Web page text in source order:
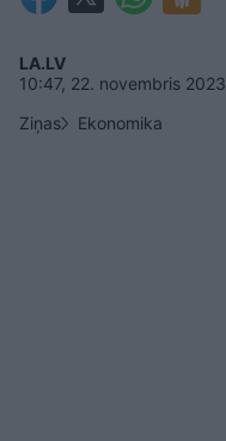
LA.LV
10:47, 22. novembris 2023
Ziņas
Ekonomika